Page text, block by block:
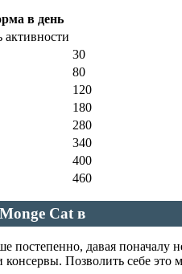
в день
активности
30
80
120
180
280
340
400
460
Cat в
постепенно, давая поначалу
Позволить себе